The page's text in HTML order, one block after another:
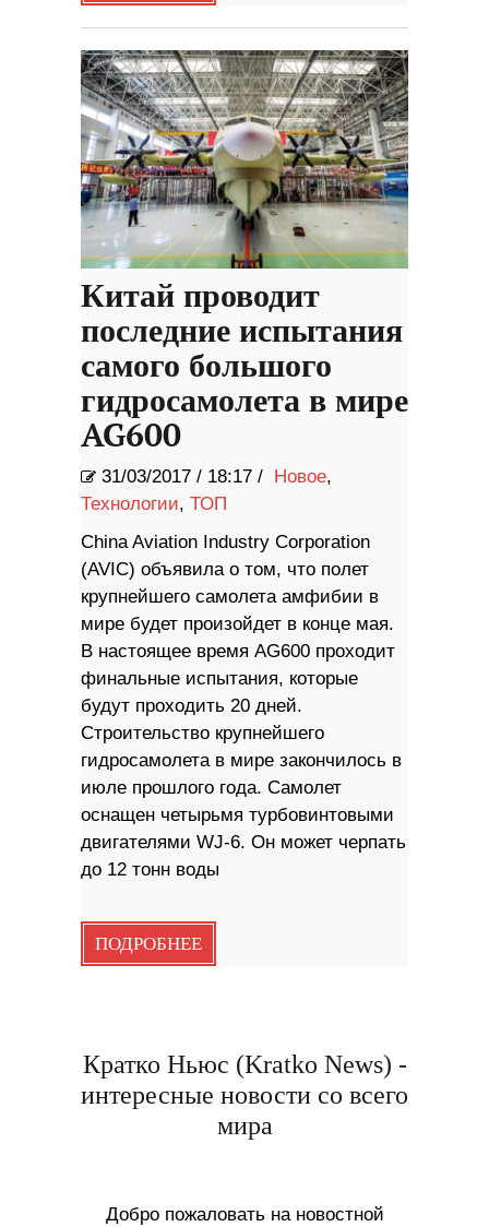
Китай проводит
последние испытания
самого большого
гидросамолета в мире
AG600
31/03/2017 / 18:17 / Новое,
Технологии, ТОП
China Aviation Industry Corporation
(AVIC) объявила о том, что полет
крупнейшего самолета амфибии в
мире будет произойдет в конце мая.
В настоящее время AG600 проходит
финальные испытания, которые
будут проходить 20 дней.
Строительство крупнейшего
гидросамолета в мире закончилось в
июле прошлого года. Самолет
оснащен четырьмя турбовинтовыми
двигателями WJ-6. Он может черпать
до 12 тонн воды
ПОДРОБНЕЕ
Кратко Ньюс (Kratko News) -
интересные новости со всего
мира
Добро пожаловать на новостной